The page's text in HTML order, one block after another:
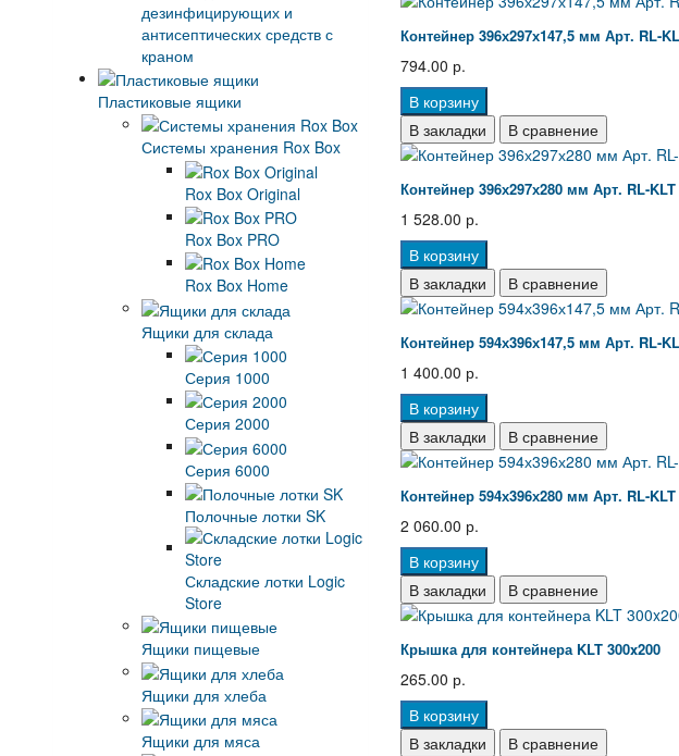
дезинфицирующих и
антисептических средств с
краном
Пластиковые ящики
Системы хранения Rox Box
Rox Box Original
Rox Box PRO
Rox Box Home
Ящики для склада
Серия 1000
Серия 2000
Серия 6000
Полочные лотки SK
Складские лотки Logic
Store
Ящики пищевые
Ящики для хлеба
Ящики для мяса
Контейнер 396х297х147,5 мм Арт. RL-
794.00 р.
В корзину
В закладки
В сравнение
Контейнер 396х297х280 мм Арт. RL-KLT
1 528.00 р.
В корзину
В закладки
В сравнение
Контейнер 594х396х147,5 мм Арт. RL-
1 400.00 р.
В корзину
В закладки
В сравнение
Контейнер 594х396х280 мм Арт. RL-KLT
2 060.00 р.
В корзину
В закладки
В сравнение
Крышка для контейнера KLT 300x200
265.00 р.
В корзину
В закладки
В сравнение